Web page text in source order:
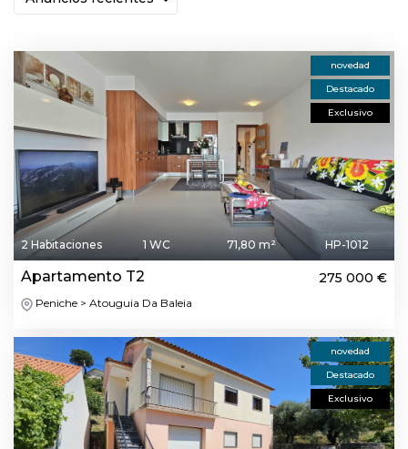
novedad
Destacado
Exclusivo
2 Habitaciones 1 WC 71,80 m² HP-1012
Apartamento T2 275 000 €
Peniche > Atouguia Da Baleia
novedad
Destacado
Exclusivo